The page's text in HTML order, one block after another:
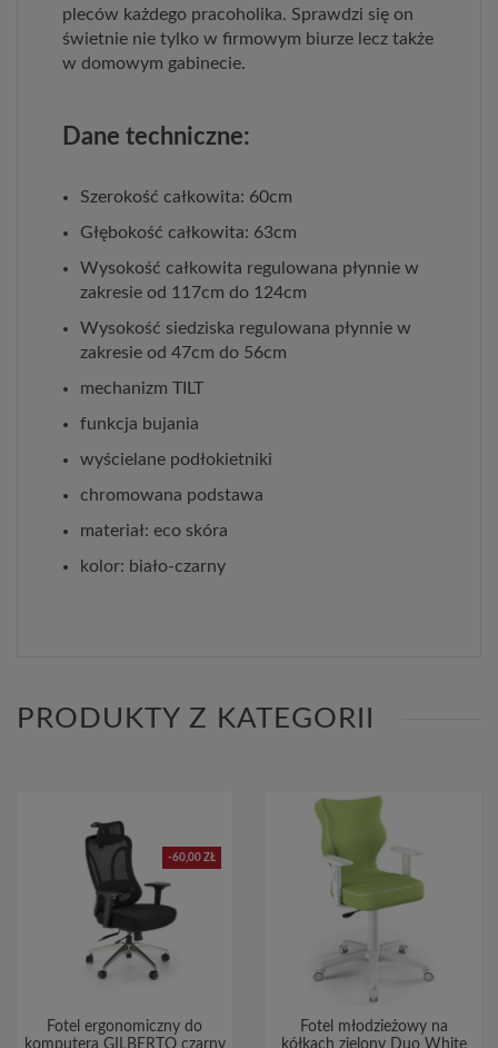
pleców każdego pracoholika. Sprawdzi się on
świetnie nie tylko w firmowym biurze lecz także
w domowym gabinecie.
Dane techniczne:
Szerokość całkowita: 60cm
Głębokość całkowita: 63cm
Wysokość całkowita regulowana płynnie w
zakresie od 117cm do 124cm
Wysokość siedziska regulowana płynnie w
zakresie od 47cm do 56cm
mechanizm TILT
funkcja bujania
wyścielane podłokietniki
chromowana podstawa
materiał: eco skóra
kolor: biało-czarny
PRODUKTY Z KATEGORII
-60,00 ZŁ
Fotel ergonomiczny do
komputera GILBERTO czarny
Fotel młodzieżowy na
kółkach zielony Duo White